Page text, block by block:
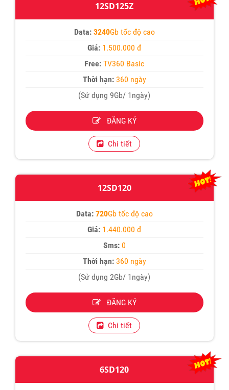
12SD125Z
Data:3240Gb tốc độ cao
Giá: 1.500.000 đ
Free: TV360 Basic
Thời hạn:360 ngày
(Sử dụng 9Gb/ 1ngày)
ĐĂNG KÝ
Chi tiết
12SD120
Data:720Gb tốc độ cao
Giá: 1.440.000 đ
Sms: 0
Thời hạn:360 ngày
(Sử dụng 2Gb/ 1ngày)
ĐĂNG KÝ
Chi tiết
6SD120